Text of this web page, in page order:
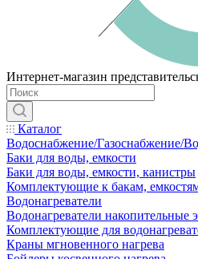
Интернет-магазин
Каталог
Водоснабжение/Газоснабжение/
Баки для воды, емкости
Баки для воды, емкости, канистры
Комплектующие к бакам,
Водонагреватели
Водонагреватели накопительные
Комплектующие для
Краны мгновенного нагрева